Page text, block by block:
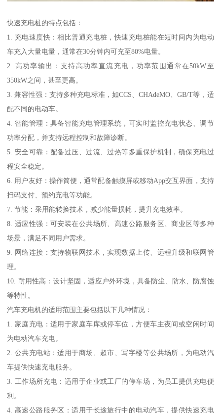
快速充电桩的特点包括：
1. 充电速度快：相比普通充电桩，快速充电桩能在短时间内为电动
车充入大量电量，通常在30分钟内可充至80%电量。
2. 高功率输出：支持高功率直流充电，功率范围通常在50kW至
350kW之间，甚至更高。
3. 兼容性强：支持多种充电标准，如CCS、CHAdeMO、GB/T等，适
配不同的电动车。
4. 智能管理：具备智能充电管理系统，可实时监控充电状态、调节
功率分配，并支持远程控制和故障诊断。
5. 安全可靠：配备过压、过流、过热等多重保护机制，确保充电过
程安全稳定。
6. 用户友好：操作简便，通常配备触摸屏或移动App交互界面，支持
扫码支付、预约充电等功能。
7. 节能：采用能转换技术，减少能量损耗，提升充电效率。
8. 适应性强：可安装在公共场所、高速公路服务区、商业区等多种
场景，满足不同用户需求。
9. 网络连接：支持物联网技术，实现数据上传、远程升级和联网管
理。
10. 耐用性高：设计坚固，适应户外环境，具备防尘、防水、防腐蚀
等特性。
汽车充电机的适用范围主要包括以下几种情况：
1. 家庭充电：适用于家庭车库或停车位，方便车主夜间或空闲时间
为电动汽车充电。
2. 公共充电站：适用于商场、超市、写字楼等公共场所，为电动汽
车提供快速充电服务。
3. 工作场所充电：适用于企业或工厂的停车场，为员工提供充电便
利。
4. 高速公路服务区：适用于长途旅行中的电动汽车，提供快速充电